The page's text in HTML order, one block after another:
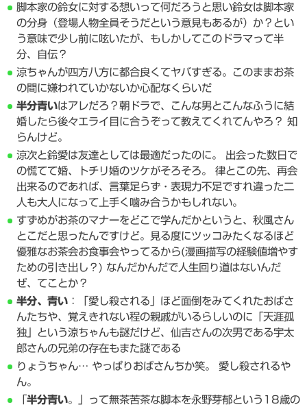
脚本家の鈴女に対する想いって何だろうと思い鈴女は脚本家
の分身（登場人物全員そうだという意見もあるが）か？とい
う意味で少し前に呟いたが、もしかしてこのドラマって半
分、自伝？
涼ちゃんが四方八方に都合良くてヤバすぎる。このままお茶
の間に嫌われていかないか心配なくらいだ
半分青いはアレだろ？朝ドラで、こんな男とこんなふうに結
婚したら後々エライ目に合うぞって教えてくれてんやろ？ 知
らんけど。
涼次と鈴愛は友達としては最適だったのに。 出会った数日で
の慌てて婚、トチリ婚のツケがそろそろ。 律とこの先、再会
出来るのであれば、言葉足らず・表現力不足ですれ違った二
人も大人になって上手く噛み合うかもしれない。
すずめがお茶のマナーをどこで学んだかというと、秋風さん
とこだと思ったんですけど。見る度にツッコみたくなるほど
優雅なお茶会お食事会やってるから(漫画描写の経験値増やす
ための引き出し？) なんだかんだで人生回り道はないんだ
ぜ、てことか？
半分、青い ：「愛し殺される」ほど面倒をみてくれたおばさ
んたちや、覚えきれない程の親戚がいるらしいのに「天涯孤
独」という涼ちゃんも謎だけど、仙吉さんの次男である宇太
郎さんの兄弟の存在もまた謎である
りょうちゃん… やっぱりおばさんちか笑。 愛し殺されるや
ん。
「半分青い。」って無茶苦茶な脚本を永野芽郁という18歳の